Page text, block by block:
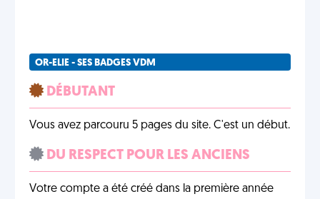
OR-ELIE - SES BADGES VDM
DÉBUTANT
Vous avez parcouru 5 pages du site. C'est un début.
DU RESPECT POUR LES ANCIENS
Votre compte a été créé dans la première année